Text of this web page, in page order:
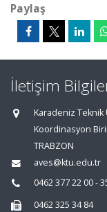
Paylaş
İletişim
Karadeniz Teknik
Koordinasyon
TRABZON
aves@ktu.edu.tr
0462 377 22 00 -
0462 325 34 84